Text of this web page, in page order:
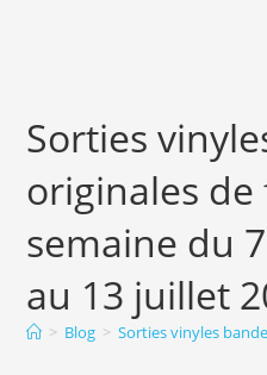
Sorties
originales de
semaine du
au 13 juillet
> Blog > Sorties vinyles